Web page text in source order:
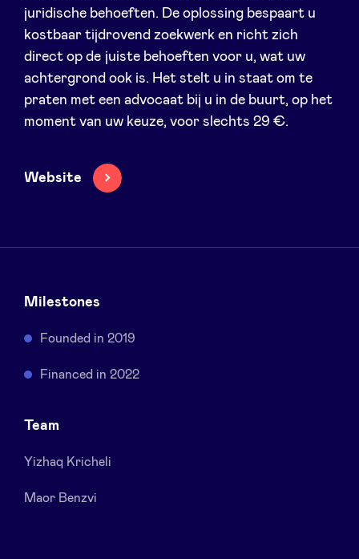
BeAngels Academy
BeAngels Luxemburg
NXT Brussels - Investeerders groep
Pooling Services
Health Expert Circle
juridische behoeften. De oplossing bespaart u
kostbaar tijdrovend zoekwerk en richt zich
direct op de juiste behoeften voor u, wat uw
achtergrond ook is. Het stelt u in staat om te
praten met een advocaat bij u in de buurt, op het
moment van uw keuze, voor slechts 29 €.
Website
Milestones
Founded in 2019
Financed in 2022
Team
Yizhaq Kricheli
Maor Benzvi